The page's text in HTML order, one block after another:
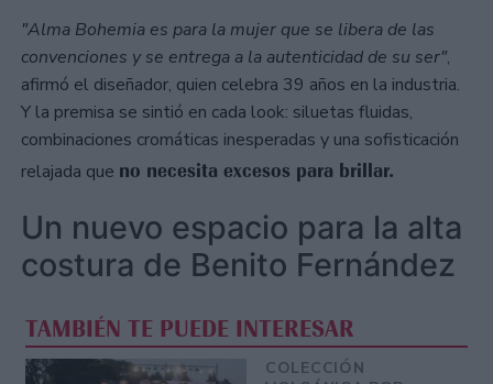
"Alma Bohemia es para la mujer que se libera de las
convenciones y se entrega a la autenticidad de su ser",
afirmó el diseñador, quien celebra 39 años en la industria.
Y la premisa se sintió en cada look: siluetas fluidas,
combinaciones cromáticas inesperadas y una sofisticación
relajada que no necesita excesos para brillar.
Un nuevo espacio para la alta
costura de Benito Fernández
TAMBIÉN TE PUEDE INTERESAR
COLECCIÓN